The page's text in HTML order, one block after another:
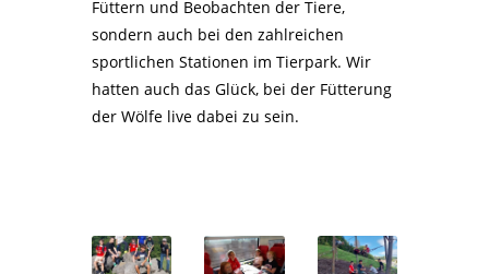
Füttern und Beobachten der Tiere,
sondern auch bei den zahlreichen
sportlichen Stationen im Tierpark. Wir
hatten auch das Glück, bei der Fütterung
der Wölfe live dabei zu sein.